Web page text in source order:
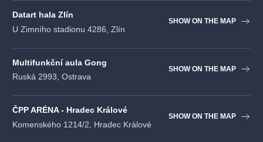
Datart hala Zlín
U Zimního stadionu 4286, Zlín
SHOW ON THE MAP
Multifunkční aula Gong
Ruská 2993, Ostrava
SHOW ON THE MAP
ČPP ARÉNA - Hradec Králové
Komenského 1214/2, Hradec Králové
SHOW ON THE MAP